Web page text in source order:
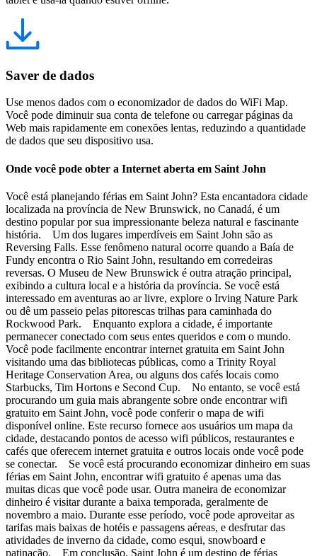
Saver de dados
Use menos dados com o economizador de dados do WiFi Map.
Você pode diminuir sua conta de telefone ou carregar páginas da
Web mais rapidamente em conexões lentas, reduzindo a quantidade
de dados que seu dispositivo usa.
Onde você pode obter a Internet aberta em Saint John
Você está planejando férias em Saint John? Esta encantadora cidade
localizada na província de New Brunswick, no Canadá, é um
destino popular por sua impressionante beleza natural e fascinante
história. Um dos lugares imperdíveis em Saint John são as
Reversing Falls. Esse fenômeno natural ocorre quando a Baía de
Fundy encontra o Rio Saint John, resultando em corredeiras
reversas. O Museu de New Brunswick é outra atração principal,
exibindo a cultura local e a história da província. Se você está
interessado em aventuras ao ar livre, explore o Irving Nature Park
ou dê um passeio pelas pitorescas trilhas para caminhada do
Rockwood Park. Enquanto explora a cidade, é importante
permanecer conectado com seus entes queridos e com o mundo.
Você pode facilmente encontrar internet gratuita em Saint John
visitando uma das bibliotecas públicas, como a Trinity Royal
Heritage Conservation Area, ou alguns dos cafés locais como
Starbucks, Tim Hortons e Second Cup. No entanto, se você está
procurando um guia mais abrangente sobre onde encontrar wifi
gratuito em Saint John, você pode conferir o mapa de wifi
disponível online. Este recurso fornece aos usuários um mapa da
cidade, destacando pontos de acesso wifi públicos, restaurantes e
cafés que oferecem internet gratuita e outros locais onde você pode
se conectar. Se você está procurando economizar dinheiro em suas
férias em Saint John, encontrar wifi gratuito é apenas uma das
muitas dicas que você pode usar. Outra maneira de economizar
dinheiro é visitar durante a baixa temporada, geralmente de
novembro a maio. Durante esse período, você pode aproveitar as
tarifas mais baixas de hotéis e passagens aéreas, e desfrutar das
atividades de inverno da cidade, como esqui, snowboard e
patinação. Em conclusão, Saint John é um destino de férias